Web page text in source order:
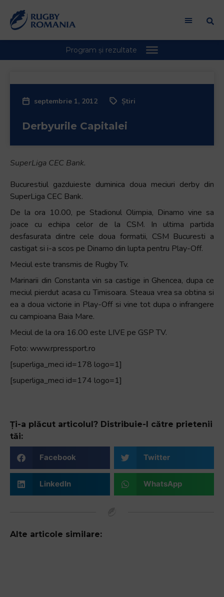
in
One
screen
reader,
press
"Ctrl
shortcut
activates
the
screen
reader
you
navigate
and
content.
septembrie 1, 2012 Știri
Derbyurile Capitalei
SuperLiga CEC Bank.
Bucurestiul gazduieste duminica doua meciuri derby din
SuperLiga CEC Bank.
De la ora 10.00, pe Stadionul Olimpia, Dinamo vine sa
joace cu echipa celor de la CSM. In ultima partida
desfasurata dintre cele doua formatii, CSM Bucuresti a
castigat si i-a scos pe Dinamo din lupta pentru Play-Off.
Meciul este transmis de Rugby Tv.
Marinarii din Constanta vin sa castige in Ghencea, dupa ce
meciul pierdut acasa cu Timisoara. Steaua vrea sa obtina si
ea a doua victorie in Play-Off si vine tot dupa o infrangere
cu campioana Baia Mare.
Meciul de la ora 16.00 este LIVE pe GSP TV.
Foto: www.rpressport.ro
[superliga_meci id=178 logo=1]
[superliga_meci id=174 logo=1]
Ți-a plăcut articolul? Distribuie-l către prietenii
tăi:
Facebook Twitter
LinkedIn WhatsApp
Alte articole similare: